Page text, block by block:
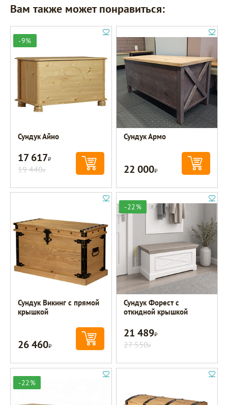
Вам также может понравиться:
-9%
Сундук Айно
17 617Р
19 440Р
Сундук Армо
22 000Р
Сундук Викинг с прямой
крышкой
26 460Р
-22%
Сундук Форест с
откидной крышкой
21 489Р
27 550Р
-22%